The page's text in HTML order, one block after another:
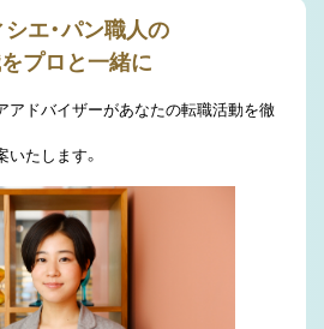
エ・パン職人の
プロと一緒に
アドバイザーがあなたの転職活動を徹
たします。